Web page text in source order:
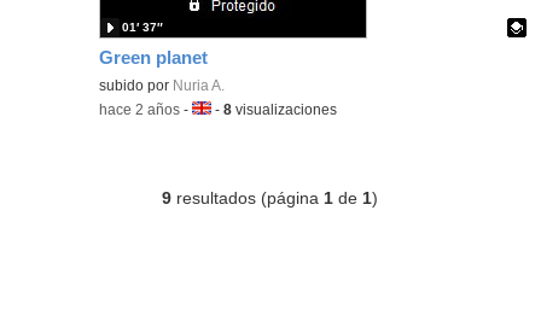
Green planet
Contenido educativo.
subido por Nuria A.
01′ 37″
-hace 2 años -Idioma:
-8 visualizaciones
9 resultados (página 1 de 1)